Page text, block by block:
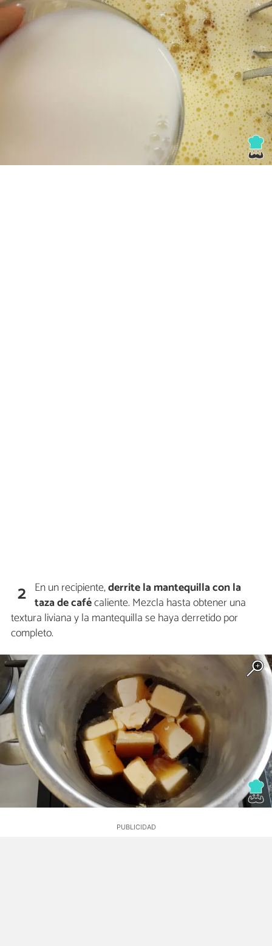
2 En un recipiente,derrite la mantequilla con la
taza de cafécaliente. Mezcla hasta obtener una
textura liviana y la mantequilla se haya derretido por
completo.